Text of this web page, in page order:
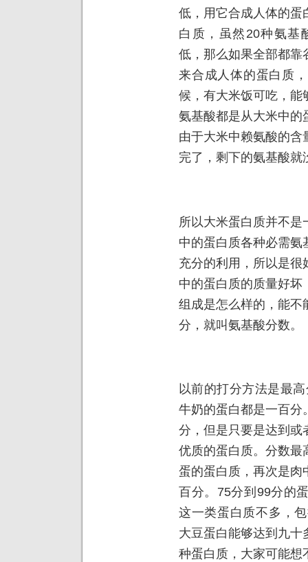
低，用它合成人体的蛋
白质，虽然20种氨基
低，那么如果全部都靠
来合成人体的蛋白质
候，有大米饭可吃，能
氨基酸都是从大米中的
由于大米中赖氨酸的
完了，剩下的氨基酸
所以大米蛋白质并不
中的蛋白质各种必需
充分的利用，所以是
中的蛋白质的质量好
组成是怎么样的，能不
分，就叫氨基酸分数。
以前的打分方法是最
牛奶的蛋白都是一百分
分，但是只要是达到或
优质的蛋白质。分数最
蛋的蛋白质，再次是肉
百分。75分到99分的
这一类蛋白质不多，
大豆蛋白能够达到九
种蛋白质，大家可能想